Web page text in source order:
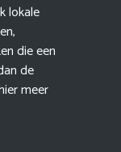
lokale
die een
de
meer